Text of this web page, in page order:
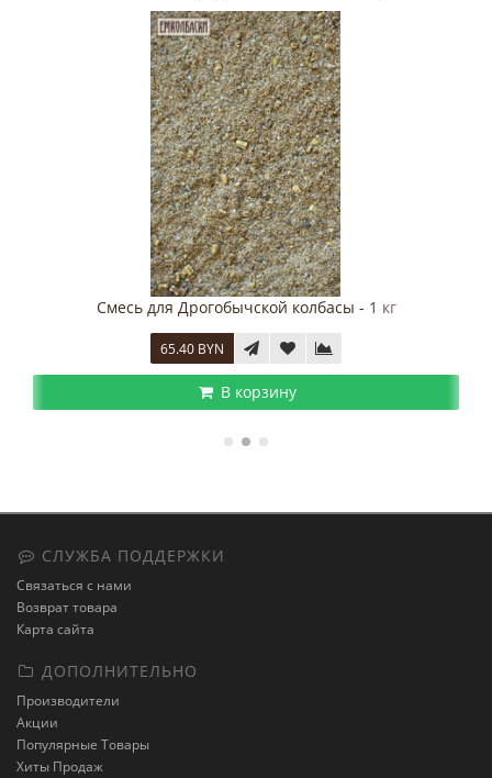
Смесь для Дрогобычской колбасы - 1 кг
65.40 BYN
В корзину
СЛУЖБА ПОДДЕРЖКИ
Связаться с нами
Возврат товара
Карта сайта
ДОПОЛНИТЕЛЬНО
Производители
Акции
Популярные Товары
Хиты Продаж